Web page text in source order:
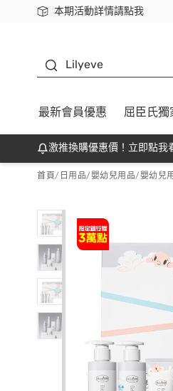
本期活動詳情請點我
下載app最高回饋$350
Lilyeve
最新會員優惠 屈臣氏獨
激推換購優惠價！立即點我
首頁/ 日用品/嬰幼兒用品/嬰幼兒